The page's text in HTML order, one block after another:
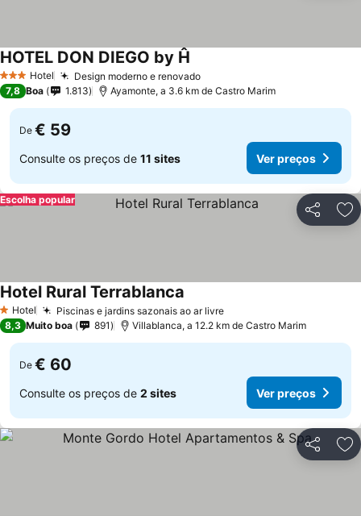
3 EstrelasHotel Design moderno e renovadoVer preços
HOTEL DON DIEGO by Ĥ
7,8 Boa 1.813 Ayamonte, a 3.6 km de Castro Marim
De € 59
Consulte os preços de 11 sites Ver preços
Partilhar
Escolha popular
1 Estrelas
Hotel Piscinas e jardins sazonais ao ar livreVer preços
Hotel Rural Terrablanca
8,3 Muito boa 891 Villablanca, a 12.2 km de Castro Marim
De € 60
Consulte os preços de 2 sites Ver preços
Partilhar